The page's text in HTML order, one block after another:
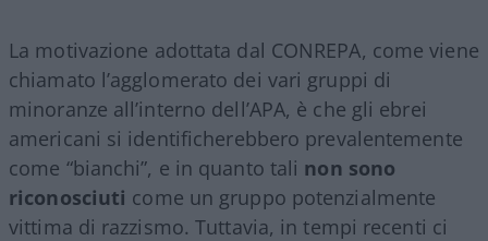
La motivazione adottata dal CONREPA, come viene
chiamato l’agglomerato dei vari gruppi di
minoranze all’interno dell’APA, è che gli ebrei
americani si identificherebbero prevalentemente
come “bianchi”, e in quanto tali non sono
riconosciuti come un gruppo potenzialmente
vittima di razzismo. Tuttavia, in tempi recenti ci